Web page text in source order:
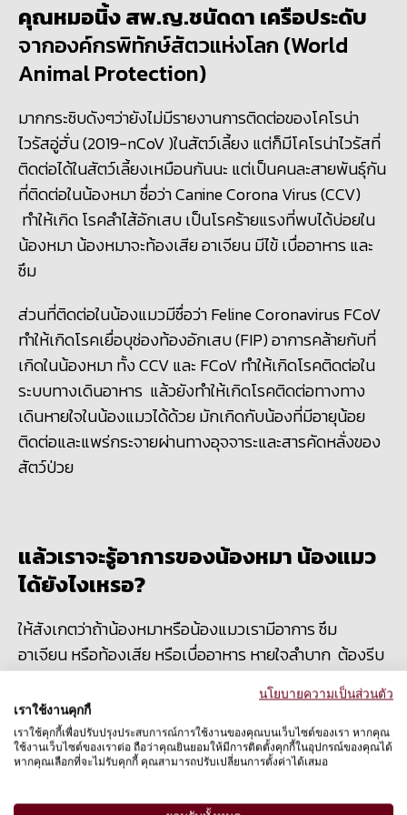
คุณหมอนิ้งสพ.ญ.ชนัดดา เครือประดับ
จากองค์กรพิทักษ์สัตวแห่งโลก (World
Animal Protection)
มากกระซิบดังๆว่ายังไม่มีรายงานการติดต่อของโคโรน่า
ไวรัสอู่ฮั่น (2019-nCoV)ในสัตว์เลี้ยงแต่ก็มีโคโรน่าไวรัสที่
ติดต่อได้ในสัตว์เลี้ยงเหมือนกันนะ แต่เป็นคนละสายพันธุ์กัน
ที่ติดต่อในน้องหมา ชื่อว่าCanine Corona Virus (CCV)
ทำให้เกิดโรคลำไส้อักเสบเป็นโรคร้ายแรงที่พบได้บ่อยใน
น้องหมา น้องหมาจะท้องเสีย อาเจียน มีไข้ เบื่ออาหาร และ
ซึม
ส่วนที่ติดต่อในน้องแมวมีชื่อว่าFeline Coronavirus FCoV
ทำให้เกิดโรคเยื่อบุช่องท้องอักเสบ(FIP)อาการคล้ายกับที่
เกิดในน้องหมา ทั้งCCVและ FCoVทำให้เกิดโรคติดต่อใน
ระบบทางเดินอาหาร แล้วยังทำให้เกิดโรคติดต่อทางทาง
เดินหายใจในน้องแมวได้ด้วย มักเกิดกับน้องที่มีอายุน้อย
ติดต่อและแพร่กระจายผ่านทางอุจจาระและสารคัดหลั่งของ
สัตว์ป่วย
แล้วเราจะรู้อาการของน้องหมา น้องแมว
ได้ยังไงเหรอ?
ให้สังเกตว่าถ้าน้องหมาหรือน้องแมวเรามีอาการ ซึม
อาเจียน หรือท้องเสีย หรือเบื่ออาหาร หายใจลำบาก ต้องรีบ
พาไปหาคุณหมอเลยนะจ้ะ อย่าปล่อยเอาไว้ โดยเฉพาะหมา
แมวที่อายุยังน้อย
นโยบายความเป็นส่วนตัว
เราใช้งานคุกกี้
เราใช้คุกกี้เพื่อปรับปรุงประสบการณ์การใช้งานของคุณบนเว็บไซต์ของเรา หากคุณ
ใช้งานเว็บไซต์ของเราต่อ ถือว่าคุณยินยอมให้มีการติดตั้งคุกกี้ในอุปกรณ์ของคุณได้
หากคุณเลือกที่จะไม่รับคุกกี้ คุณสามารถปรับเปลี่ยนการตั้งค่าได้เสมอ